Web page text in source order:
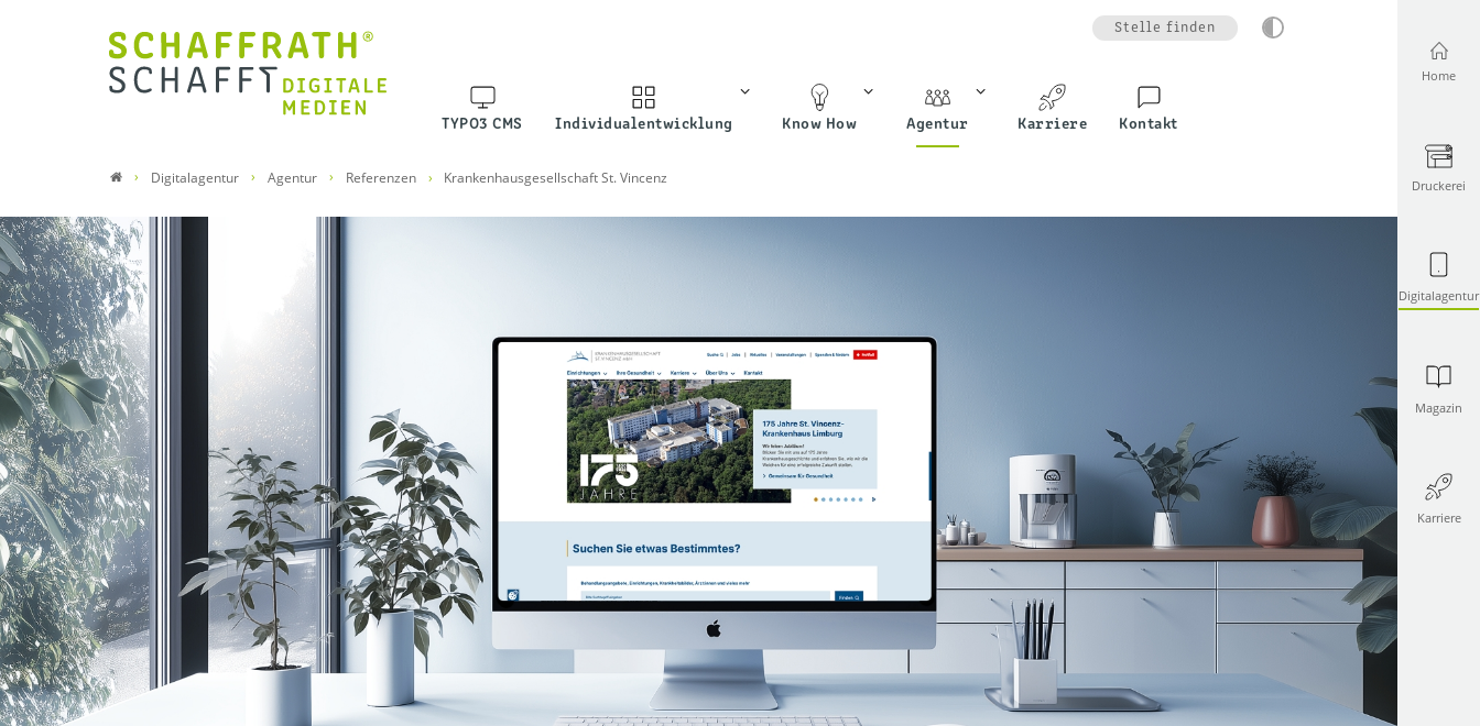
Home
Druckerei
Digitalagentur
Magazin
Karriere
Stelle finden
TYPO3 CMS Individualentwicklung Know How Agentur Karriere Kontakt
Digitalagentur Agentur Referenzen Krankenhausgesellschaft St. Vincenz